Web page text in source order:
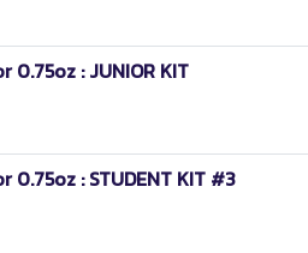
: JUNIOR KIT
: STUDENT KIT #3